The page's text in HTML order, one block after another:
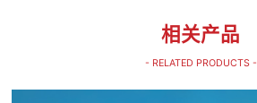
相关产品
- RELATED PRODUCTS -